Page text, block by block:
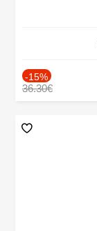
-15%
36.30€